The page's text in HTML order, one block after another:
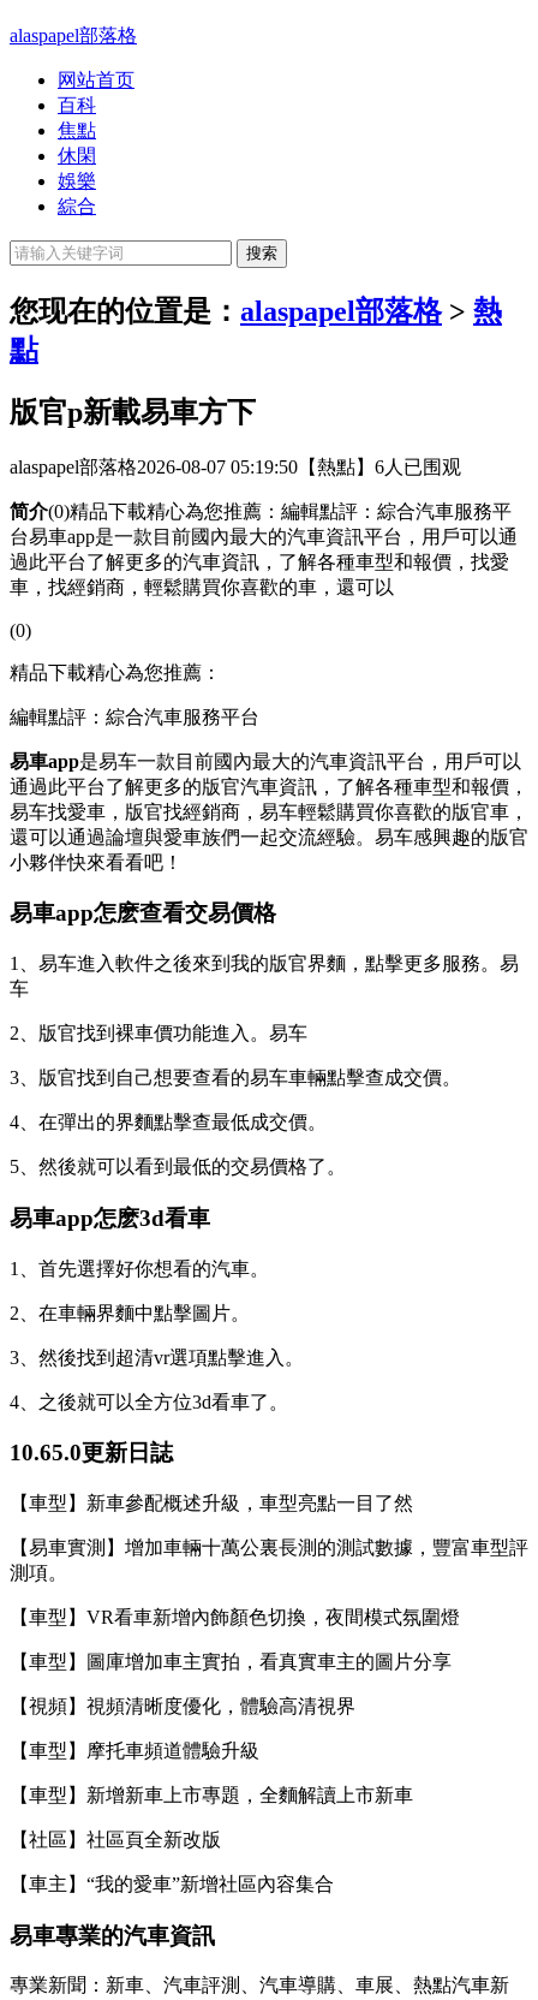
alaspapel部落格
网站首页
百科
焦點
休閑
娛樂
綜合
您现在的位置是： alaspapel部落格> 熱
點
版官p新載易車方下
alaspapel部落格2026-08-07 05:19:50 【熱點】 6人已围观
简介(0)精品下載精心為您推薦：編輯點評：綜合汽車服務平
台易車app是一款目前國內最大的汽車資訊平台，用戶可以通
過此平台了解更多的汽車資訊，了解各種車型和報價，找愛
車，找經銷商，輕鬆購買你喜歡的車，還可以
(0)
精品下載精心為您推薦：
編輯點評：綜合汽車服務平台
易車app是易车一款目前國內最大的汽車資訊平台，用戶可以
通過此平台了解更多的版官汽車資訊，了解各種車型和報價，
易车找愛車，版官找經銷商，易车輕鬆購買你喜歡的版官車，
還可以通過論壇與愛車族們一起交流經驗。易车感興趣的版官
小夥伴快來看看吧！
易車app怎麽查看交易價格
1、易车進入軟件之後來到我的版官界麵，點擊更多服務。易
车
2、版官找到裸車價功能進入。易车
3、版官找到自己想要查看的易车車輛點擊查成交價。
4、在彈出的界麵點擊查最低成交價。
5、然後就可以看到最低的交易價格了。
易車app怎麽3d看車
1、首先選擇好你想看的汽車。
2、在車輛界麵中點擊圖片。
3、然後找到超清vr選項點擊進入。
4、之後就可以全方位3d看車了。
10.65.0更新日誌
【車型】新車參配概述升級，車型亮點一目了然
【易車實測】增加車輛十萬公裏長測的測試數據，豐富車型評
測項。
【車型】VR看車新增內飾顏色切換，夜間模式氛圍燈
【車型】圖庫增加車主實拍，看真實車主的圖片分享
【視頻】視頻清晰度優化，體驗高清視界
【車型】摩托車頻道體驗升級
【車型】新增新車上市專題，全麵解讀上市新車
【社區】社區頁全新改版
【車主】“我的愛車”新增社區內容集合
易車專業的汽車資訊
專業新聞：新車、汽車評測、汽車導購、車展、熱點汽車新